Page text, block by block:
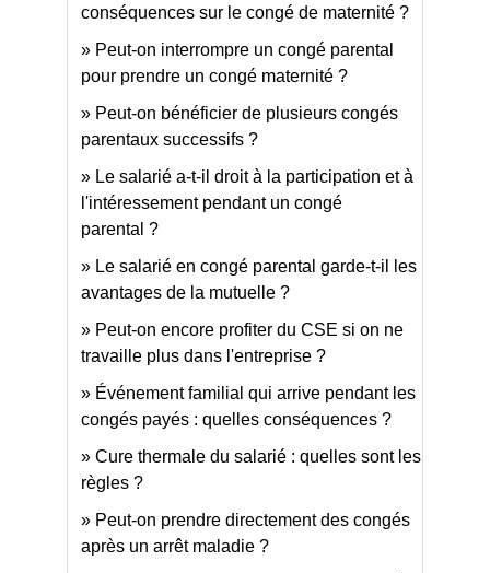
conséquences sur le congé de maternité ?
Peut-on interrompre un congé parental
pour prendre un congé maternité ?
Peut-on bénéficier de plusieurs congés
parentaux successifs ?
Le salarié a-t-il droit à la participation et à
l'intéressement pendant un congé
parental ?
Le salarié en congé parental garde-t-il les
avantages de la mutuelle ?
Peut-on encore profiter du CSE si on ne
travaille plus dans l'entreprise ?
Événement familial qui arrive pendant les
congés payés : quelles conséquences ?
Cure thermale du salarié : quelles sont les
règles ?
Peut-on prendre directement des congés
après un arrêt maladie ?